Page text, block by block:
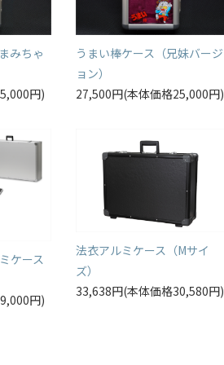
みちゃ
円)
うまい棒ケース（兄妹バージ
ョン）
27,500円(本体価格25,000円)
ケース
円)
法衣アルミケース（Mサイ
ズ）
33,638円(本体価格30,580円)